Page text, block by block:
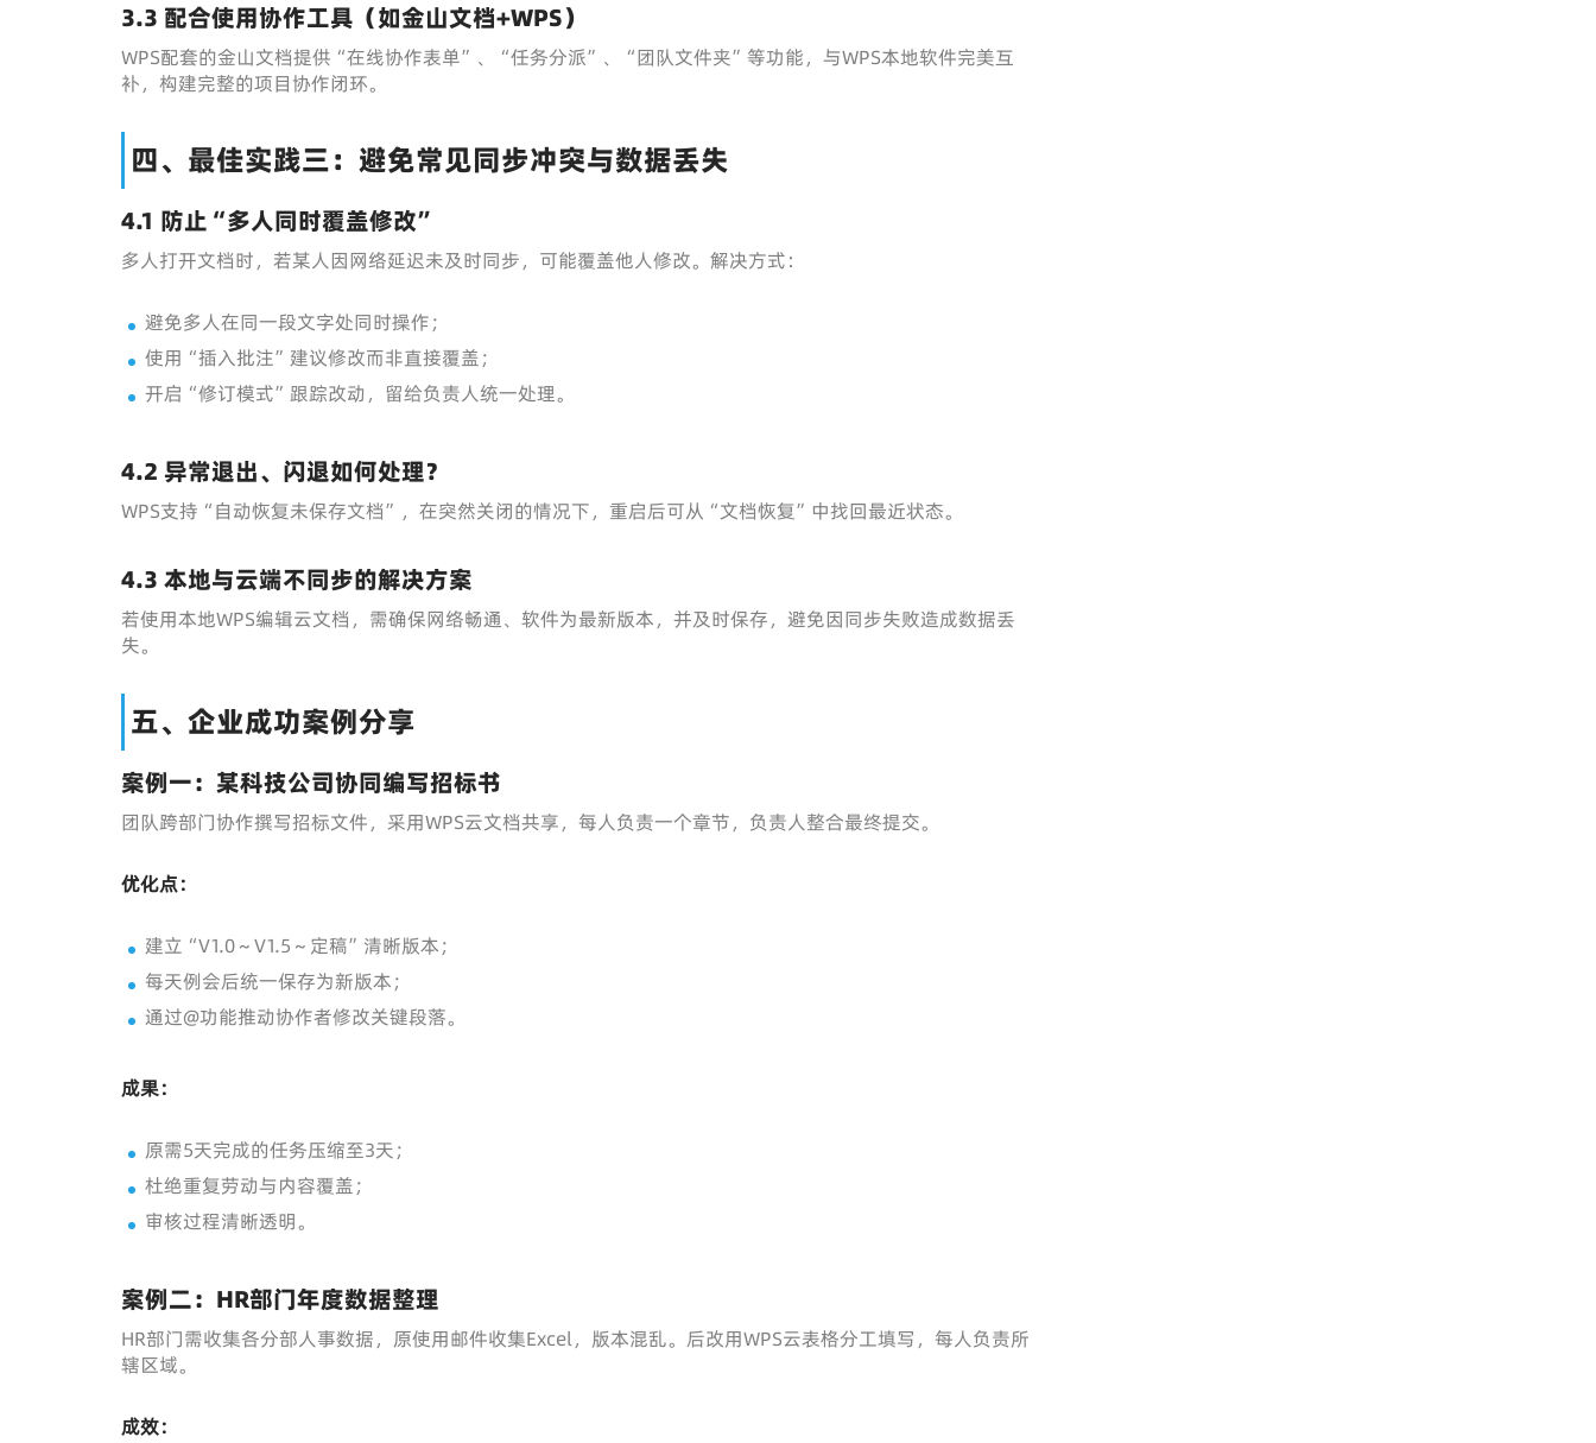
3.3 配合使用协作工具（如金山文档+WPS）
WPS配套的金山文档提供“在线协作表单”、“任务分派”、“团队文件夹”等功能，与WPS本地软件完美互
补，构建完整的项目协作闭环。
四、最佳实践三：避免常见同步冲突与数据丢失
4.1 防止“多人同时覆盖修改”
多人打开文档时，若某人因网络延迟未及时同步，可能覆盖他人修改。解决方式：
避免多人在同一段文字处同时操作；
使用“插入批注”建议修改而非直接覆盖；
开启“修订模式”跟踪改动，留给负责人统一处理。
4.2 异常退出、闪退如何处理？
WPS支持“自动恢复未保存文档”，在突然关闭的情况下，重启后可从“文档恢复”中找回最近状态。
4.3 本地与云端不同步的解决方案
若使用本地WPS编辑云文档，需确保网络畅通、软件为最新版本，并及时保存，避免因同步失败造成数据丢
失。
五、企业成功案例分享
案例一：某科技公司协同编写招标书
团队跨部门协作撰写招标文件，采用WPS云文档共享，每人负责一个章节，负责人整合最终提交。
优化点：
建立“V1.0～V1.5～定稿”清晰版本；
每天例会后统一保存为新版本；
通过@功能推动协作者修改关键段落。
成果：
原需5天完成的任务压缩至3天；
杜绝重复劳动与内容覆盖；
审核过程清晰透明。
案例二：HR部门年度数据整理
HR部门需收集各分部人事数据，原使用邮件收集Excel，版本混乱。后改用WPS云表格分工填写，每人负责所
辖区域。
成效：